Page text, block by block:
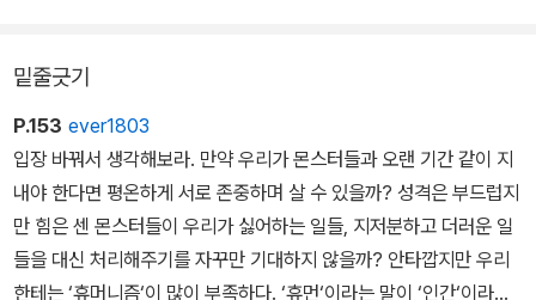
밑줄긋기
P.153 ever1803
입장 바꿔서 생각해보라. 만약 우리가 몬스터들과 오랜 기간 같이 지
내야 한다면 평온하게 서로 존중하며 살 수 있을까? 성격은 부드럽지
만 힘은 센 몬스터들이 우리가 싫어하는 일들, 지저분하고 더러운 일
들을 대신 처리해주기를 자꾸만 기대하지 않을까? 안타깝지만 우리
한테는 ‘휴머니즘‘이 많이 부족하다. ‘휴먼‘이라는 말이 ‘인간‘이라는